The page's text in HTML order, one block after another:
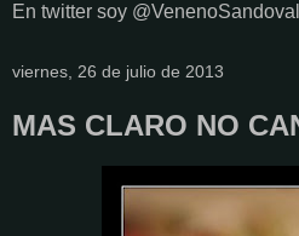
En twitter soy @VenenoSandoval
viernes, 26 de julio de 2013
MAS CLARO NO